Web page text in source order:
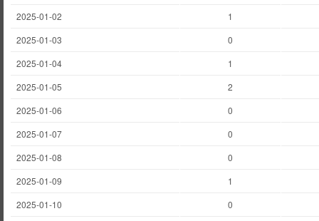
2025-01-02
1
2025-01-03
0
2025-01-04
1
2025-01-05
2
2025-01-06
0
2025-01-07
0
2025-01-08
0
2025-01-09
1
2025-01-10
0